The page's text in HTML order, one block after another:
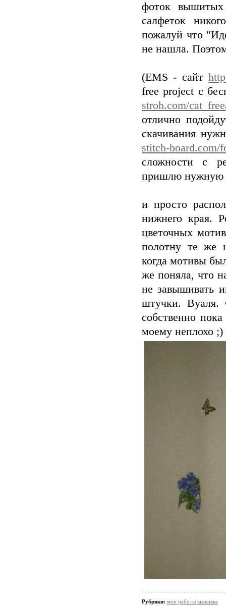
фоток вышитых
салфеток
пожалуй что
не нашла.
(EMS - сайт
free project с
stroh.com/
отлично
скачивания
stitch-board.com/
сложности с
пришлю нужную
и просто
нижнего края.
цветочных
полотну те же
когда мотивы
же поняла, что
не завышивать
штучки. Вуаля.
собственно
моему неплохо ;)
Рубрики: мои работы вышивка